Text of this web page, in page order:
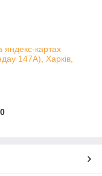
картах
147А), Харків,